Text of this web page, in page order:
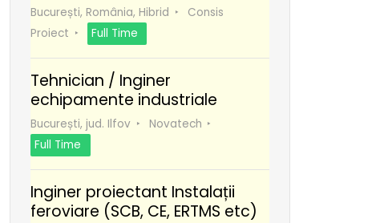
București, România, Hibrid
Consis
Proiect
Full Time
Tehnician / Inginer
echipamente industriale
București, jud. Ilfov
Novatech
Full Time
Inginer proiectant Instalații
feroviare (SCB, CE, ERTMS etc)